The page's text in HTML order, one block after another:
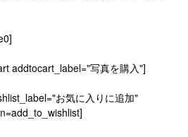
addtocart_label="写真を購入"]
お気に入りに追加"